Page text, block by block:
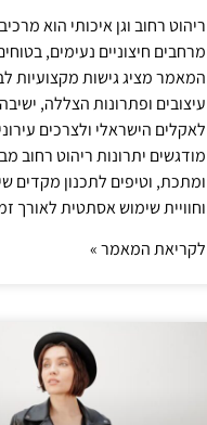
ריהוט רחוב וגן איכותי הוא
מרחבים חיצוניים נעימים,
המאמר מציג גישות מקצועיות
עיצובים ופתרונות הצללה,
לאקלים הישראלי ולצרכים
מודגשים יתרונות ריהוט רחוב
ומתכת, וטיפים לתכנון מקדים
וחוויית שימוש אסתטית לאורך
לקריאת המאמר »